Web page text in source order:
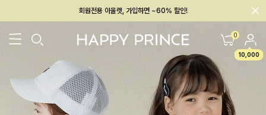
회원전용 아울렛, 가입하면 ~60% 할인!
멤버십 최대 28,000원 혜택 0
10,000
26SS 신상 BEST BABY[6~12M] 아우터/상의 하의/레깅스